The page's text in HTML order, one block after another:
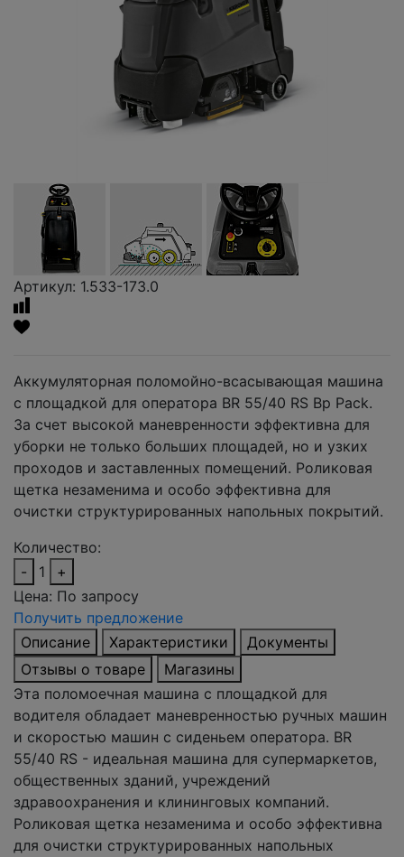
Артикул: 1.533-173.0
Аккумуляторная поломойно-всасывающая машина
с площадкой для оператора BR 55/40 RS Bp Pack.
За счет высокой маневренности эффективна для
уборки не только больших площадей, но и узких
проходов и заставленных помещений. Роликовая
щетка незаменима и особо эффективна для
очистки структурированных напольных покрытий.
Количество:
-
1
+
Цена: По запросу
Получить предложение
Описание
Характеристики
Документы
Отзывы о товаре
Магазины
Эта поломоечная машина с площадкой для
водителя обладает маневренностью ручных машин
и скоростью машин с сиденьем оператора. BR
55/40 RS - идеальная машина для супермаркетов,
общественных зданий, учреждений
здравоохранения и клининговых компаний.
Роликовая щетка незаменима и особо эффективна
для очистки структурированных напольных